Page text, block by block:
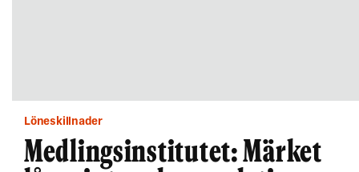
Löneskillnader
Medlingsinstitutet: Märket